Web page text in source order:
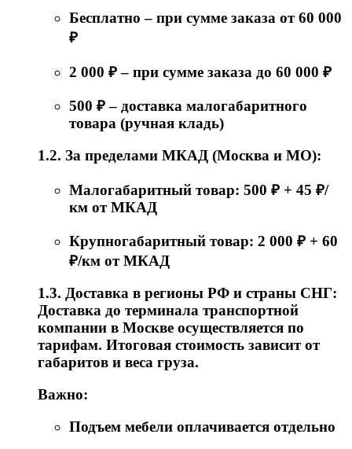
Бесплатно – при сумме заказа от 60 000
₽
2 000 ₽ – при сумме заказа до 60 000 ₽
500 ₽ – доставка малогабаритного
товара (ручная кладь)
1.2. За пределами МКАД (Москва и МО):
Малогабаритный товар: 500 ₽ + 45 ₽/
км от МКАД
Крупногабаритный товар: 2 000 ₽ + 60
₽/км от МКАД
1.3. Доставка в регионы РФ и страны СНГ:
Доставка до терминала транспортной
компании в Москве осуществляется по
тарифам. Итоговая стоимость зависит от
габаритов и веса груза.
Важно:
Подъем мебели оплачивается отдельно